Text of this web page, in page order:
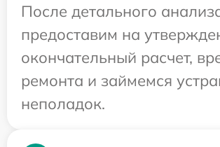
После детального
предоставим на
окончательный расчет,
ремонта и займемся
неполадок.